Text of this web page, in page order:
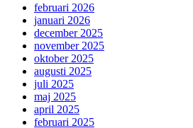
februari 2026
januari 2026
december 2025
november 2025
oktober 2025
augusti 2025
juli 2025
maj 2025
april 2025
februari 2025